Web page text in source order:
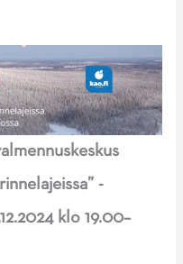
-
klo 19.00–